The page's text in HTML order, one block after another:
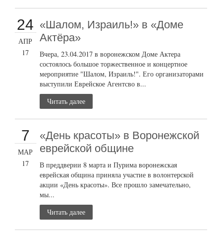
24
АПР
17
«Шалом, Израиль!» в «Доме
Актёра»
Вчера, 23.04.2017 в воронежском Доме Актера
состоялось большое торжественное и концертное
мероприятие "Шалом, Израиль!". Его организаторами
выступили Еврейское Агентсво в...
Читать далее
7
МАР
17
«День красоты» в Воронежской
еврейской общине
В преддверии 8 марта и Пурима воронежская
еврейская община приняла участие в волонтерской
акции «День красоты». Все прошло замечательно,
мы...
Читать далее